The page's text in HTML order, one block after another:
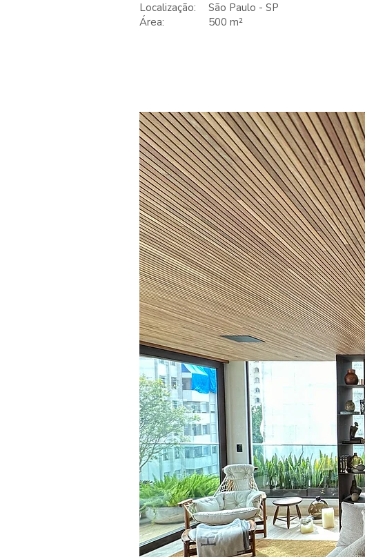
Localização:
Área:
São Paulo - SP
500 m²